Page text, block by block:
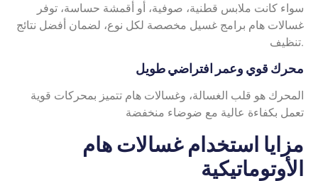
سواء كانت ملابس قطنية، صوفية، أو أقمشة حساسة، توفر
غسالات هام برامج غسيل مخصصة لكل نوع، لضمان أفضل نتائج
تنظيف.
محرك قوي وعمر افتراضي طويل
المحرك هو قلب الغسالة، وغسالات هام تتميز بمحركات قوية
تعمل بكفاءة عالية مع ضوضاء منخفضة
مزايا استخدام غسالات هام
الأوتوماتيكية